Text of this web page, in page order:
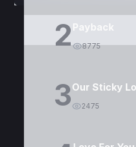
2Payback
8775
3Our Sticky
2475